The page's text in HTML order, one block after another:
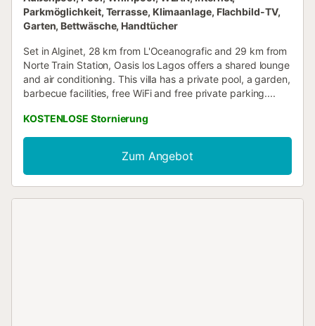
Parkmöglichkeit, Terrasse, Klimaanlage, Flachbild-TV,
Garten, Bettwäsche, Handtücher
Set in Alginet, 28 km from L'Oceanografic and 29 km from
Norte Train Station, Oasis los Lagos offers a shared lounge
and air conditioning. This villa has a private pool, a garden,
barbecue facilities, free WiFi and free private parking....
KOSTENLOSE Stornierung
Zum Angebot